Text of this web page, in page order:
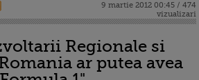
9 martie 2012 00:45 / 474
vizualizari
Regionale si
ar putea avea